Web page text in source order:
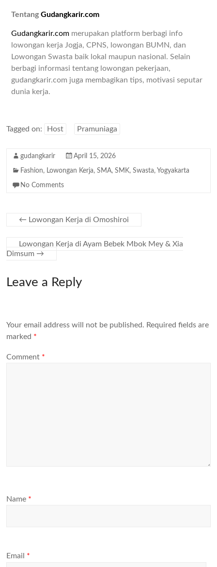
TentangGudangkarir.com
Gudangkarir.com merupakan platform berbagi info
lowongan kerja Jogja, CPNS, lowongan BUMN, dan
Lowongan Swasta baik lokal maupun nasional. Selain
berbagi informasi tentang lowongan pekerjaan,
gudangkarir.com juga membagikan tips, motivasi seputar
dunia kerja.
Tagged on: Host Pramuniaga
gudangkarir April 15, 2026
Fashion, Lowongan Kerja,SMA,SMK,Swasta, Yogyakarta
No Comments
← Lowongan Kerja di Omoshiroi
Lowongan Kerja di Ayam Bebek Mbok Mey & Xia
Dimsum →
Leave a Reply
Your email address will not be published. Required fields are
marked *
Comment *
Name *
Email *